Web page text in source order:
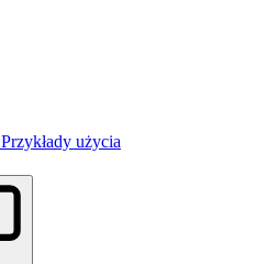
Przykłady użycia